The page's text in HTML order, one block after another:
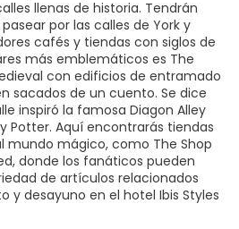
llenas de historia. Tendrán
por las calles de York y
cafés y tiendas con siglos de
más emblemáticos es The
con edificios de entramado
sacados de un cuento. Se dice
inspiró la famosa Diagon Alley
Potter. Aquí encontrarás tiendas
mundo mágico, como The Shop
donde los fanáticos pueden
de artículos relacionados
y desayuno en el hotel Ibis Styles